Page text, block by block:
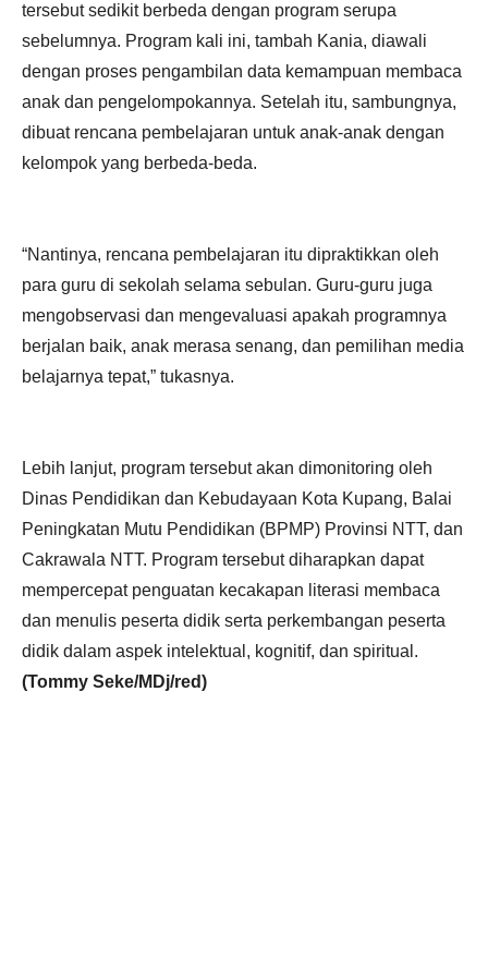
tersebut sedikit berbeda dengan program serupa
sebelumnya. Program kali ini, tambah Kania, diawali
dengan proses pengambilan data kemampuan membaca
anak dan pengelompokannya. Setelah itu, sambungnya,
dibuat rencana pembelajaran untuk anak-anak dengan
kelompok yang berbeda-beda.
“Nantinya, rencana pembelajaran itu dipraktikkan oleh
para guru di sekolah selama sebulan. Guru-guru juga
mengobservasi dan mengevaluasi apakah programnya
berjalan baik, anak merasa senang, dan pemilihan media
belajarnya tepat,” tukasnya.
Lebih lanjut, program tersebut akan dimonitoring oleh
Dinas Pendidikan dan Kebudayaan Kota Kupang, Balai
Peningkatan Mutu Pendidikan (BPMP) Provinsi NTT, dan
Cakrawala NTT. Program tersebut diharapkan dapat
mempercepat penguatan kecakapan literasi membaca
dan menulis peserta didik serta perkembangan peserta
didik dalam aspek intelektual, kognitif, dan spiritual.
(Tommy Seke/MDj/red)